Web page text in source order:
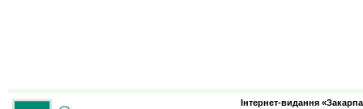
Інтернет-видання